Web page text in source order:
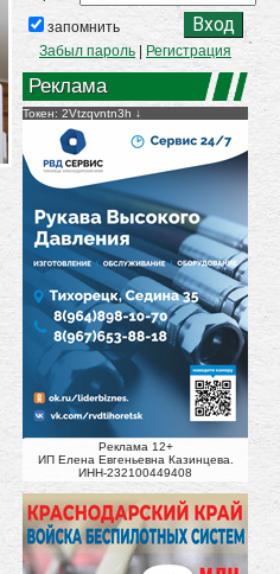
запомнить
Забыл пароль
Регистрация
Реклама
Токен: 2Vtzqvntn3h
Реклама 12+
ИП Елена Евгеньевна Казинцева.
ИНН-232100449408